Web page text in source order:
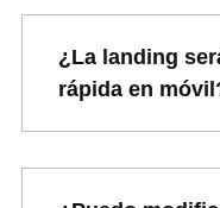
¿La landing
rápida en